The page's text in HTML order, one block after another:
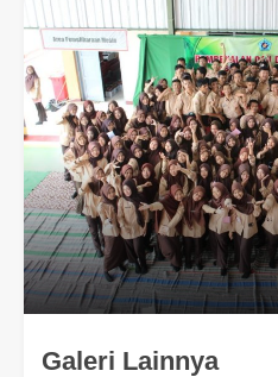
Galeri Lainnya